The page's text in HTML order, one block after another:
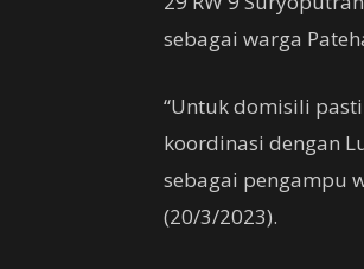
sebagai warga
“Untuk domisili
koordinasi dengan
sebagai pengampu
(20/3/2023).